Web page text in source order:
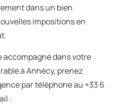
dans un bien
impositions en
accompagné dans votre
à Annecy, prenez
par téléphone au +33 6
: